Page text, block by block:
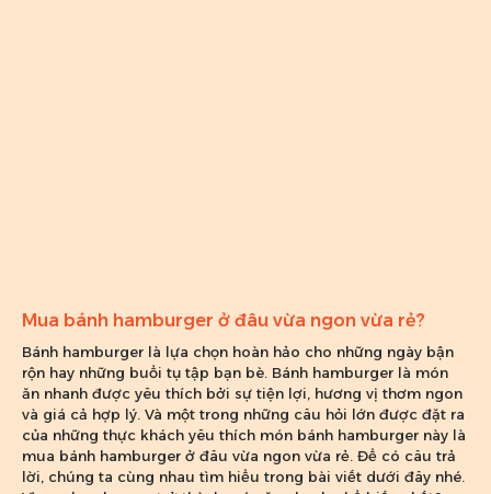
Mua bánh hamburger ở đâu vừa ngon vừa rẻ?
Bánh hamburger là lựa chọn hoàn hảo cho những ngày bận
rộn hay những buổi tụ tập bạn bè. Bánh hamburger là món
ăn nhanh được yêu thích bởi sự tiện lợi, hương vị thơm ngon
và giá cả hợp lý. Và một trong những câu hỏi lớn được đặt ra
của những thực khách yêu thích món bánh hamburger này là
mua bánh hamburger ở đâu vừa ngon vừa rẻ. Để có câu trả
lời, chúng ta cùng nhau tìm hiểu trong bài viết dưới đây nhé.